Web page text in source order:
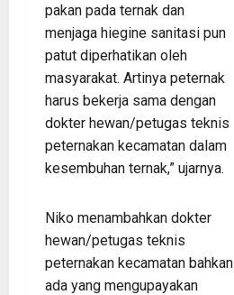
pakan pada ternak dan
menjaga hiegine sanitasi pun
patut diperhatikan oleh
masyarakat. Artinya peternak
harus bekerja sama dengan
dokter hewan/petugas teknis
peternakan kecamatan dalam
kesembuhan ternak,” ujarnya.
Niko menambahkan dokter
hewan/petugas teknis
peternakan kecamatan bahkan
ada yang mengupayakan